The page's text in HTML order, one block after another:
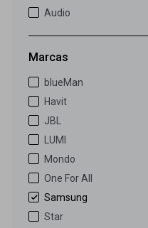
Audio
Marcas
blueMan
Havit
JBL
LUMI
Mondo
One For All
Samsung
Star